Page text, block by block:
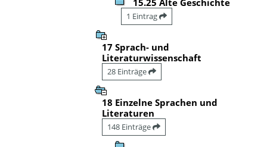
1 Eintrag
17 Sprach- und
Literaturwissenschaft
28 Einträge
18 Einzelne Sprachen und
Literaturen
148 Einträge